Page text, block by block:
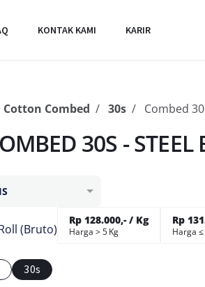
KONTAK KAMI KARIR
Cotton Combed 30s Combed
30S - STEEL
(Bruto)
Rp 128.000,- / Kg
Harga > 5 Kg
Rp
Harga ≤
30s